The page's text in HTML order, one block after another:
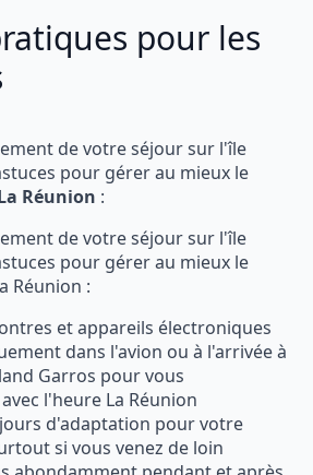
pour les
de votre séjour sur l'île
pour gérer au mieux le
Réunion :
de votre séjour sur l'île
pour gérer au mieux le
Réunion :
et appareils électroniques
dans l'avion ou à l'arrivée à
Garros pour vous
l'heure La Réunion
d'adaptation pour votre
si vous venez de loin